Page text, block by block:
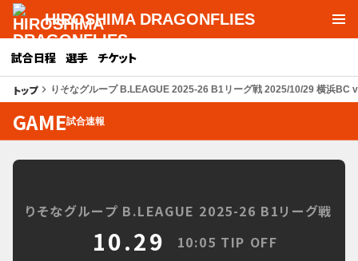
HIROSHIMA DRAGONFLIES
試合日程 選手 チケット
トップkeyboard_arrow_right りそなグループ B.LEAGUE 2025-26 B1リーグ戦 2025/10/29 横浜BC
GAME試合速報
りそなグループ B.LEAGUE 2025-26 B1リーグ戦
10.29 10:05 TIP OFF